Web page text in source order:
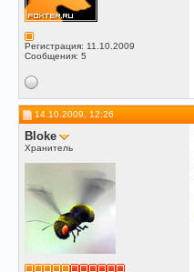
Регистрация: 11.10.2009
Сообщения: 5
14.10.2009, 12:26
Bloke
Хранитель